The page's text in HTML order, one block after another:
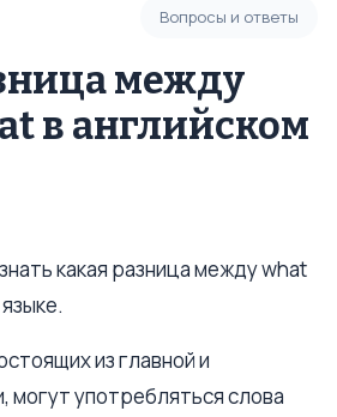
Вопросы и ответы
между
в английском
какая разница между what
из главной и
могут употребляться слова